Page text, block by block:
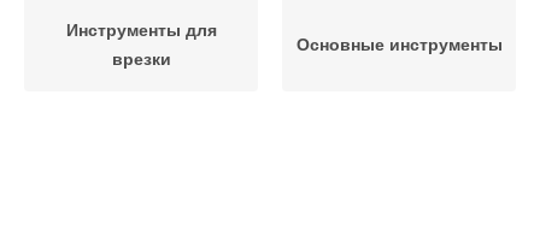
Инструменты для
врезки
Основные инструменты